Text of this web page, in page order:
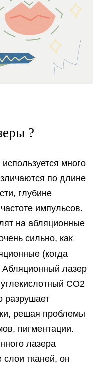
?
много
по длине
глубине
импульсов.
на абляционные
сильно, как
(когда
лазер
СО2
разрушает
решая проблемы
пигментации.
лазера
слои тканей, он